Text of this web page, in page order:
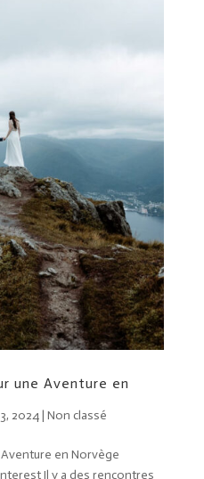
une Aventure en
2024| Non classé
en Norvège
Il y a des rencontres